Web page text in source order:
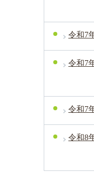
令和7
令和7
令和7
令和8